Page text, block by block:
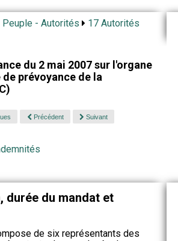
Peuple - Autorités
17 Autorités
du 2 mai 2007 sur l'organe
prévoyance de la
Précédent Suivant
durée du mandat et
de six représentants des